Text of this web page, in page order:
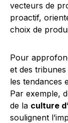
vecteurs de
proactif,
choix de
Pour
et des tribunes
les tendances
Par exemple,
de la culture
soulignent